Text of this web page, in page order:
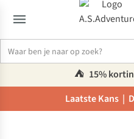
⛺️ 15%
Laatste Kans |